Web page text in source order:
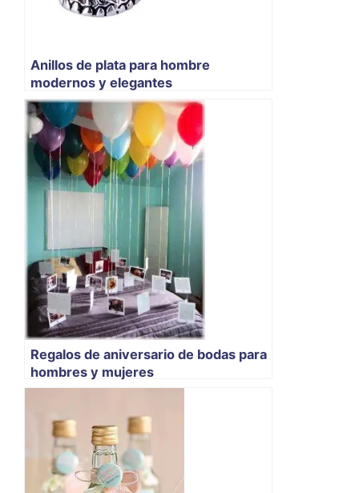
Anillos de plata para hombre
modernos y elegantes
Regalos de aniversario de bodas para
hombres y mujeres